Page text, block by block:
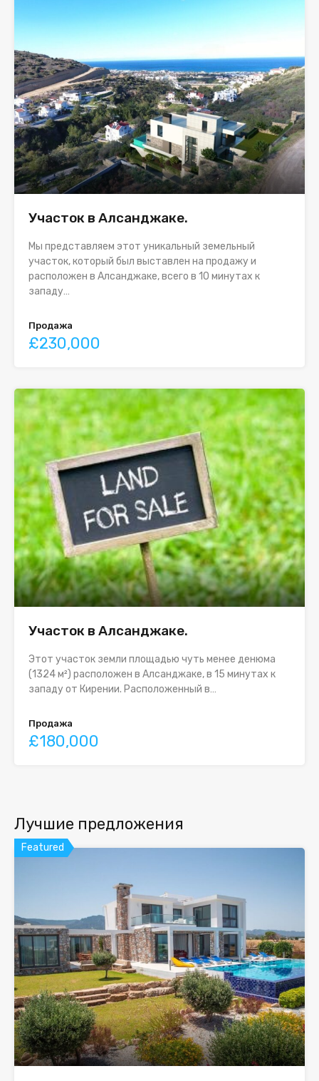
Участок в Алсанджаке.
Мы представляем этот уникальный земельный
участок, который был выставлен на продажу и
расположен в Алсанджаке, всего в 10 минутах к
западу…
Продажа
£230,000
Участок в Алсанджаке.
Этот участок земли площадью чуть менее денюма
(1324 м²) расположен в Алсанджаке, в 15 минутах к
западу от Кирении. Расположенный в…
Продажа
£180,000
Лучшие предложения
Featured